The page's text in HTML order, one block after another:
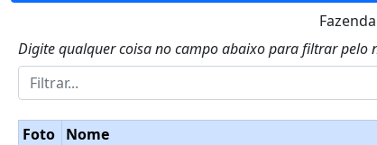
Digite qualquer coisa no campo abaixo para filtrar pelo
Foto Nome